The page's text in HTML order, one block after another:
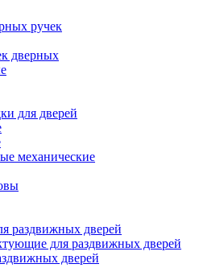
ручек
дверных
для дверей
механические
раздвижных дверей
для раздвижных дверей
дверей